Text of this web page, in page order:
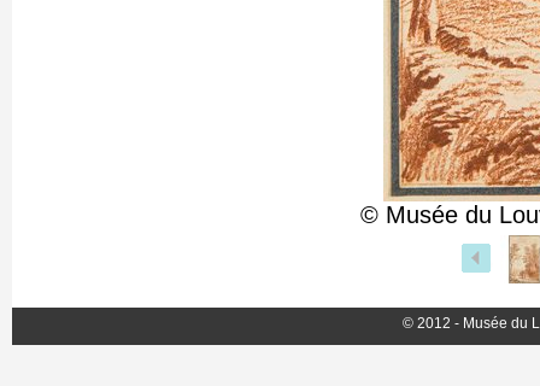
© Musée du
© 2012 - Musée du